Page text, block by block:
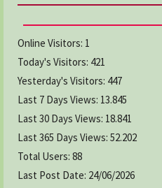
Online Visitors: 1
Today's Visitors: 421
Yesterday's Visitors: 447
Last 7 Days Views: 13.845
Last 30 Days Views: 18.841
Last 365 Days Views: 52.202
Total Users: 88
Last Post Date: 24/06/2026